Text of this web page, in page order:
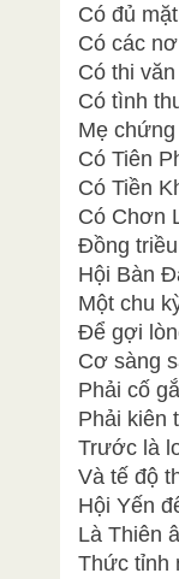
Có đủ
Có các
Có thi
Có tình
Mẹ
Có Tiên
Có Tiền
Có Chơn
Đồng
Hội Bàn
Một chu
Để gợi
Cơ sàng
Phải cố
Phải kiên
Trước là
Và tế độ
Hội Yến
Là Thiên
Thức tỉnh